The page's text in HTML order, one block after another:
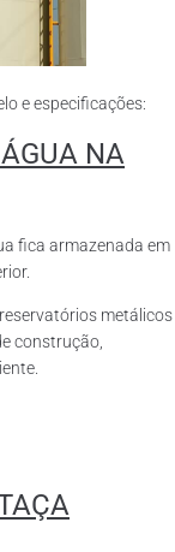
e especificações:
NA
fica armazenada em
metálicos
construção,